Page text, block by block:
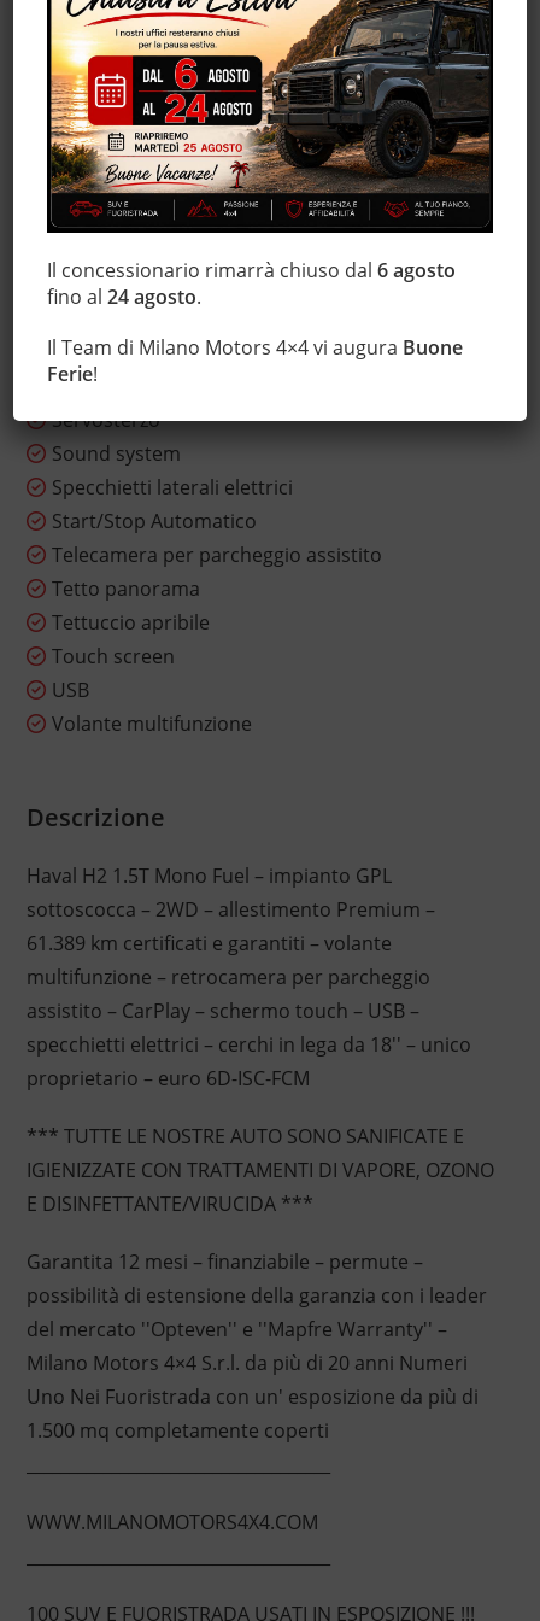
Fendinebbia
Immobilizzatore elettronico
Interni in pelle
Isofix
Luci diurne
Luci diurne LED
Marmitta catalitica
Regolazione elettrica sedili
Sensore di luce
Sensori di parcheggio posteriori
Servosterzo
Sound system
Specchietti laterali elettrici
Start/Stop Automatico
Telecamera per parcheggio assistito
Tetto panorama
Tettuccio apribile
Touch screen
USB
Volante multifunzione
Descrizione
Haval H2 1.5T Mono Fuel – impianto GPL
sottoscocca – 2WD – allestimento Premium –
61.389 km certificati e garantiti – volante
multifunzione – retrocamera per parcheggio
assistito – CarPlay – schermo touch – USB –
specchietti elettrici – cerchi in lega da 18'' – unico
proprietario – euro 6D-ISC-FCM
*** TUTTE LE NOSTRE AUTO SONO SANIFICATE E
IGIENIZZATE CON TRATTAMENTI DI VAPORE, OZONO
E DISINFETTANTE/VIRUCIDA ***
Garantita 12 mesi – finanziabile – permute –
possibilità di estensione della garanzia con i leader
del mercato ''Opteven'' e ''Mapfre Warranty'' –
Milano Motors 4×4 S.r.l. da più di 20 anni Numeri
Uno Nei Fuoristrada con un' esposizione da più di
1.500 mq completamente coperti
WWW.MILANOMOTORS4X4.COM
100 SUV E FUORISTRADA USATI IN ESPOSIZIONE !!!
Il concessionario rimarrà chiuso dal6 agosto
fino al24 agosto.
Il Team di Milano Motors 4×4 vi augura Buone
Ferie!